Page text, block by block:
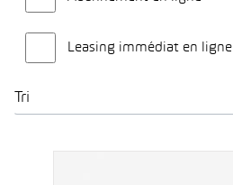
Leasing immédiat en ligne
Tri